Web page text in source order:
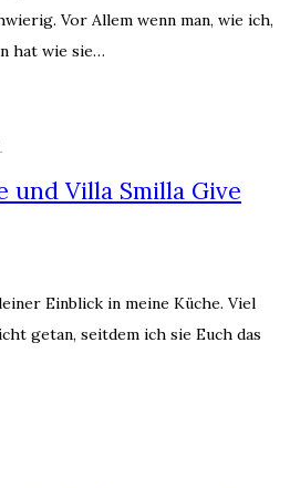
Vor Allem wenn man, wie ich,
hat wie sie…
und Villa Smilla Give
Einblick in meine Küche. Viel
getan, seitdem ich sie Euch das